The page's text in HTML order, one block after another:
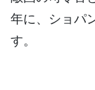
年に、ショパ
す。